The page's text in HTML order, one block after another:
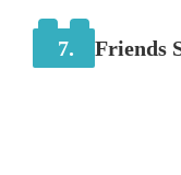
7. Friends